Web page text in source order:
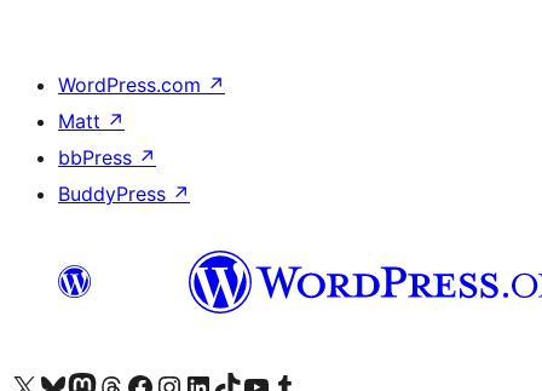
WordPress.com ↗
Matt ↗
bbPress ↗
BuddyPress ↗